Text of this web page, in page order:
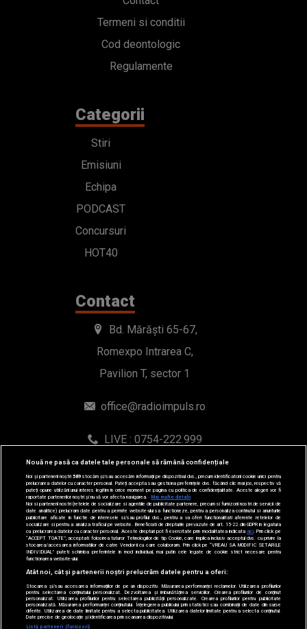
Stiri
Emisiuni
Echipa
Concursuri
HOT40
Bd. Mărăști 65-67,
Romexpo Intrarea C,
Pavilion T, sector 1
LIVE : 0754-222.999
WhatsApp: 0754-222.999
© 2019-2026 DOGAN MEDIA INTERNATIONAL SA, Toate
drepturile rezervate.
Nouă ne pasă ca datele tale personale să rămână confidențiale
Noi și partenerii noștri589stocăm și/sau accesăm informații pe dispozitivul dvs., precum identificatorii cookie unici pentru
prelucrarea datelor cu caracter personal. Puteți accepta sau gestiona preferințele dvs. făcând clic mai jos, respectiv vă
puteți opune utilizării unui interes legitim în orice moment pe pagina cu politica de confidențialitate. Aceste alegeri vor fi
raportate partenerilor noștri și nu vă vor afecta navigarea.
Mai multe detalii
Noi si partenerii nostri (retelele de socializare si agentiile de publicitate partenere, precum si furnizorii nostri de servicii de
date analitice) prelucram date pentru a permite website-ului sa functioneze, pentru a personaliza continutul si anunturile
publicitare afisate in functie de interesele si/sau profilul dvs., pentru a va oferi functionalitati aferente retelelor de
socializare si pentru a analiza traficul pe website. Beneficiati de drepturile prevazute de art. 15-22 din GDPR in legatura
cu prelucrarea datelor cu caracter personal. Aceste drepturi pot fi exercitate prin modalitatea indicataaici . Prin click pe
“ACCEPT TOATE”, acceptati folosirea tuturor Tehnologiilor de tip Cookie, care implica inclusiv acceptul dvs. cu privire la
stocarea/accesarea informatiilor de catre Vendor-ii cu care colaboram. Prin click pe “VREAU SA MODIFIC SETARILE
INDIVIDUAL” puteti schimba preferintele in mod individual, mai putin cele legate de cookie strict necesare pentru
functionarea website-ului.
Atât noi, cât și partenerii noștri prelucrăm datele pentru a oferi:
Stocarea și/sau accesarea informațiilor de pe un dispozitiv. Măsurarea performanței reclamelor. Utilizarea profilurilor
pentru selectarea conținutului personalizat. Dezvoltarea și îmbunătățirea serviciilor. Crearea profilurilor de conținut
personalizat. Utilizarea profilurilor pentru selectarea publicității personalizate. Crearea profilurilor pentru publicitate
personalizată. Măsurarea performanței conținutului. Înțelegerea publicului prin statistici sau combinații de date din surse
diferite. Utilizarea de date limitate pentru a selecta publicitatea. Utilizarea datelor limitate pentru a selecta conținutul.
Date precise de geolocație și identificarea prin scanarea dispozitivului.
Listă parteneri (furnizori)